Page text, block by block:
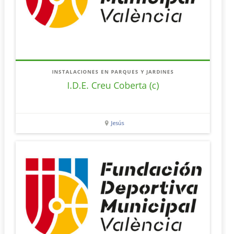
INSTALACIONES EN PARQUES Y JARDINES
I.D.E. Creu Coberta (c)
Jesús